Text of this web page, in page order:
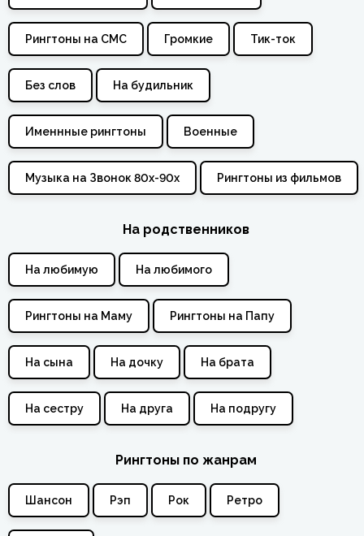
Рингтоны на СМС Громкие Тик-ток
Без слов На будильник
Именнные рингтоны Военные
Музыка на Звонок 80х-90х Рингтоны из фильмов
На родственников
На любимую На любимого
Рингтоны на Маму Рингтоны на Папу
На сына На дочку На брата
На сестру На друга На подругу
Рингтоны по жанрам
Шансон Рэп Рок Ретро